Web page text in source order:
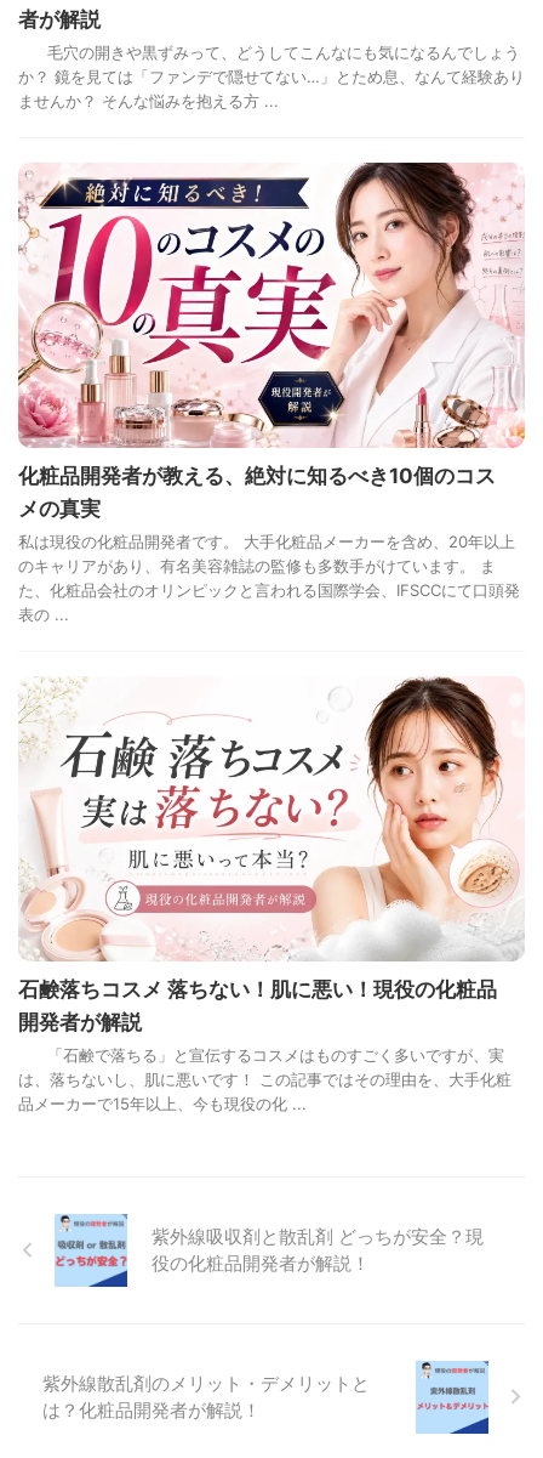
者が解説
毛穴の開きや黒ずみって、どうしてこんなにも気になるんでしょう
か？ 鏡を見ては「ファンデで隠せてない…」とため息、なんて経験あり
ませんか？ そんな悩みを抱える方 ...
化粧品開発者が教える、絶対に知るべき10個のコス
メの真実
私は現役の化粧品開発者です。 大手化粧品メーカーを含め、20年以上
のキャリアがあり、有名美容雑誌の監修も多数手がけています。 ま
た、化粧品会社のオリンピックと言われる国際学会、IFSCCにて口頭発
表の ...
石鹸落ちコスメ 落ちない！肌に悪い！現役の化粧品
開発者が解説
「石鹸で落ちる」と宣伝するコスメはものすごく多いですが、実
は、落ちないし、肌に悪いです！ この記事ではその理由を、大手化粧
品メーカーで15年以上、今も現役の化 ...
紫外線吸収剤と散乱剤 どっちが安全？現
役の化粧品開発者が解説！
紫外線散乱剤のメリット・デメリットと
は？化粧品開発者が解説！